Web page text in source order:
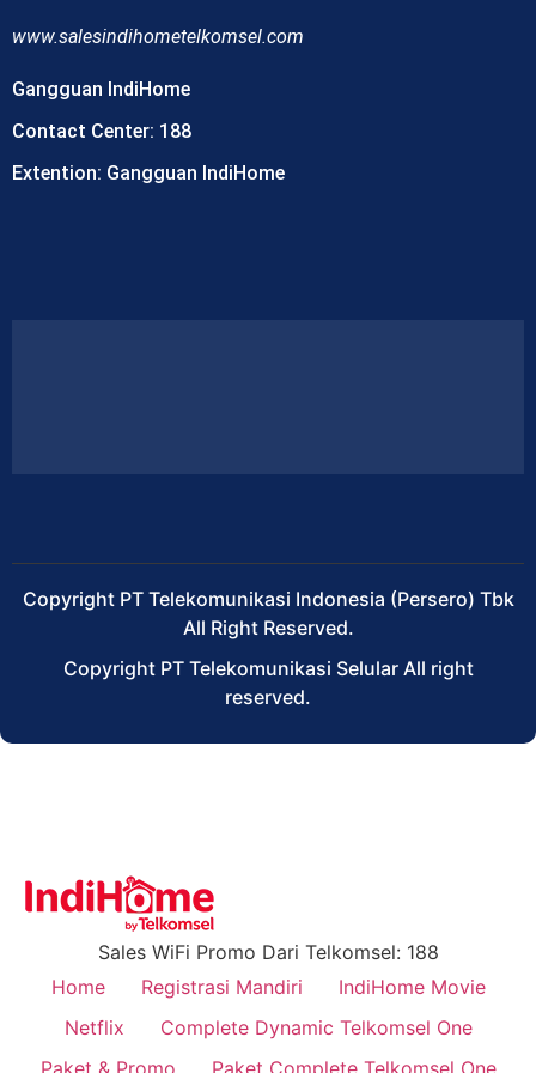
www.salesindihometelkomsel.com
Gangguan IndiHome
Contact Center: 188
Extention: Gangguan IndiHome
Copyright PT Telekomunikasi Indonesia (Persero) Tbk
All Right Reserved.
Copyright PT Telekomunikasi Selular All right
reserved.
Sales WiFi Promo Dari Telkomsel: 188
Home
Registrasi Mandiri
IndiHome Movie
Netflix
Complete Dynamic Telkomsel One
Paket & Promo
Paket Complete Telkomsel One